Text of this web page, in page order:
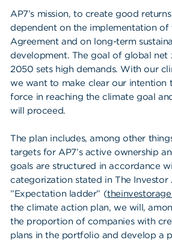
AP7’s mission, to create good
dependent on the implementation of
Agreement and on long-term
development. The goal of global net
2050 sets high demands. With our
we want to make clear our intention
force in reaching the climate goal
will proceed.
The plan includes, among other
targets for AP7’s active ownership
goals are structured in accordance
categorization stated in The Investor
”Expectation ladder” (
the climate action plan, we will,
the proportion of companies with
plans in the portfolio and develop a
Nyheter
Våra dokument
Om Cookies
Policy om personuppgifter